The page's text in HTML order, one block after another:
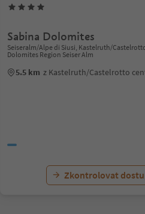
Sabina Dolomites
Seiseralm/Alpe di Siusi, Kastelruth/
Dolomites Region Seiser Alm
5.5 km z Kastelruth/Castelrotto
Zkontrolovat